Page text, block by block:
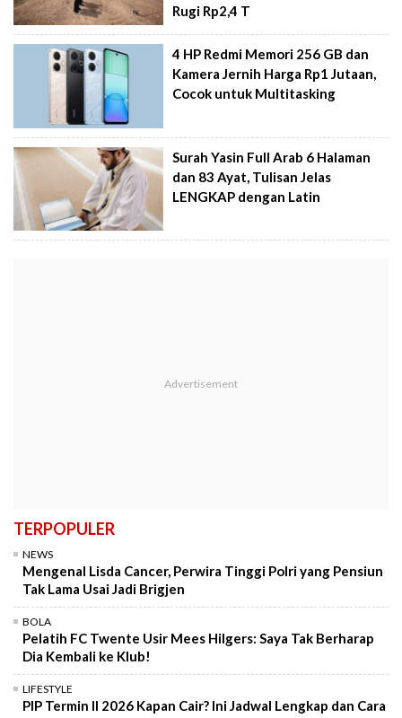
Rugi Rp2,4 T
4 HP Redmi Memori 256 GB dan
Kamera Jernih Harga Rp1 Jutaan,
Cocok untuk Multitasking
Surah Yasin Full Arab 6 Halaman
dan 83 Ayat, Tulisan Jelas
LENGKAP dengan Latin
TERPOPULER
NEWS
Mengenal Lisda Cancer, Perwira Tinggi Polri yang Pensiun
Tak Lama Usai Jadi Brigjen
BOLA
Pelatih FC Twente Usir Mees Hilgers: Saya Tak Berharap
Dia Kembali ke Klub!
LIFESTYLE
PIP Termin II 2026 Kapan Cair? Ini Jadwal Lengkap dan Cara